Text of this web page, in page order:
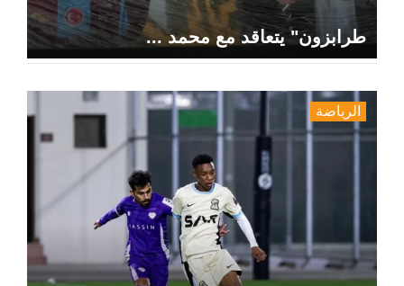
طرابزون" يتعاقد مع محمد ...
الرياضة